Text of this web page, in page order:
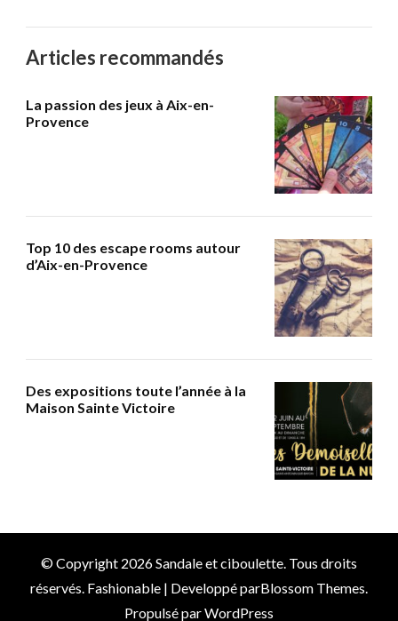
Articles recommandés
La passion des jeux à Aix-en-
Provence
Top 10 des escape rooms autour
d’Aix-en-Provence
Des expositions toute l’année à la
Maison Sainte Victoire
© Copyright 2026Sandale et ciboulette. Tous droits
réservés. Fashionable | Developpé parBlossom Themes.
Propulsé parWordPress